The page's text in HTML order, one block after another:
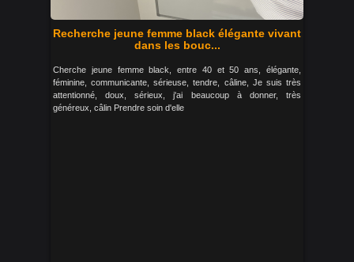
Recherche jeune femme black élégante vivant
dans les bouc...
Cherche jeune femme black, entre 40 et 50 ans, élégante,
féminine, communicante, sérieuse, tendre, câline, Je suis très
attentionné, doux, sérieux, j'ai beaucoup à donner, très
généreux, câlin Prendre soin d'elle